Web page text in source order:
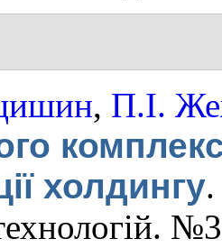
, П.І.
холдингу